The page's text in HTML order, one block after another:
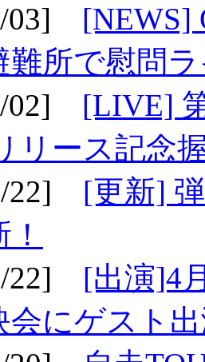
03] [NEWS]
難所で慰問
02] [LIVE]
リース記念
22] [更新]
22] [出演]4
会にゲスト